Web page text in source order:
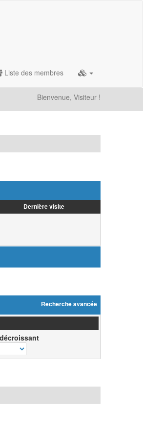
Liste des membres
Bienvenue, Visiteur !
Dernière visite
Recherche avancée